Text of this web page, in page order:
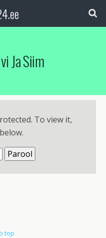
Ja Siim
To view it,
top